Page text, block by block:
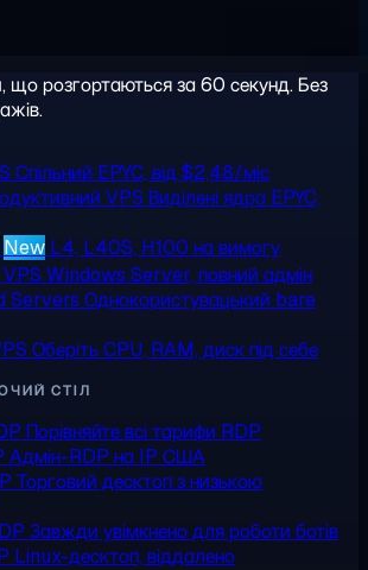
що розгортаються за 60 секунд. Без
Спільний EPYC, від $2,48/міс
VPS Виділені ядра EPYC,
New L4, L40S, H100 на вимогу
Windows Server, повний адмін
Servers Однокористувацький bare
Оберіть CPU, RAM, диск під себе
СТІЛ
Порівняйте всі тарифи RDP
Адмін-RDP на IP США
Торговий десктоп з низькою
Завжди увімкнено для роботи ботів
Linux-десктоп, віддалено